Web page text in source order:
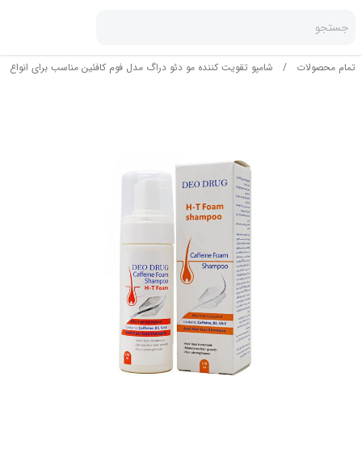
جستجو
تمام محصولات / شامپو تقویت کننده مو دئو دراگ مدل فوم کافئین مناسب برای انواع مو حجم 150